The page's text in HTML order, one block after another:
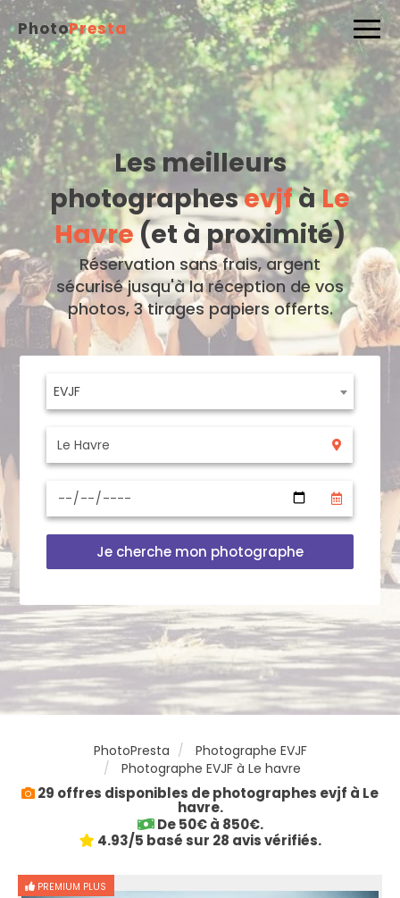
PhotoPresta
Les meilleurs
photographesevjfàLe
Havre(et à proximité)
Réservation sans frais, argent
sécurisé jusqu'à la réception de vos
photos, 3 tirages papiers offerts.
EVJF
Je cherche mon photographe
PhotoPresta
Photographe EVJF
Photographe EVJF à Le havre
29 offres disponibles de photographes evjf à Le
havre.
De 50€ à 850€.
4.93/5 basé sur 28 avis vérifiés.
PREMIUM PLUS